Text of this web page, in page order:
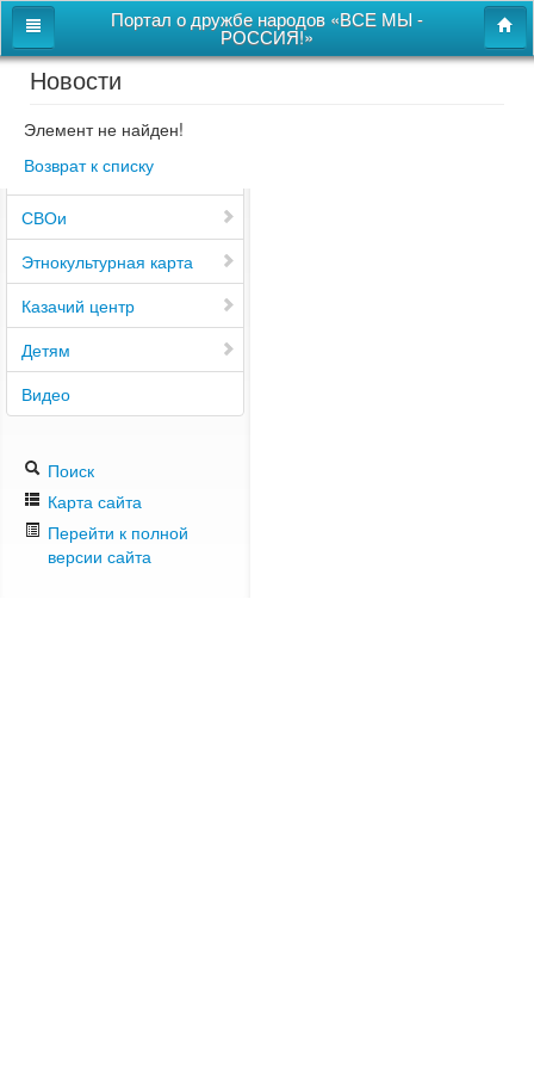
Портал о дружбе народов «ВСЕ МЫ -
РОССИЯ!»
Главная
Дом дружбы народов
Новости
СВОи
Этнокультурная карта
Казачий центр
Детям
Видео
Поиск
Карта сайта
Перейти к полной
версии сайта
Новости
Элемент не найден!
Возврат к списку